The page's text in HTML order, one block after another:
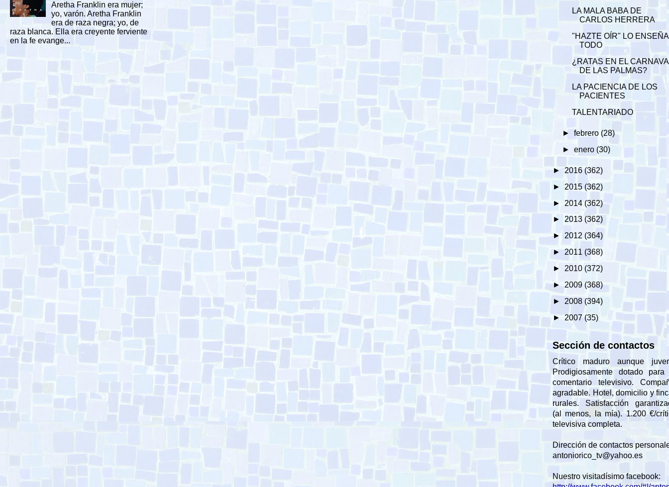
Aretha Franklin era mujer;
yo, varón. Aretha Franklin
era de raza negra; yo, de
raza blanca. Ella era creyente ferviente
en la fe evange...
LA MALA BABA DE
CARLOS HERRERA
"HAZTE OÍR" LO ENSEÑA
TODO
¿RATAS EN EL
DE LAS PALMAS?
LA PACIENCIA DE LOS
PACIENTES
TALENTARIADO
► febrero (28)
► enero (30)
► 2016 (362)
► 2015 (362)
► 2014 (362)
► 2013 (362)
► 2012 (364)
► 2011 (368)
► 2010 (372)
►2009 (368)
► 2008 (394)
► 2007(35)
Sección de contactos
Crítico maduro aunque
Prodigiosamente dotado
comentario televisivo.
agradable. Hotel, domicilio y
rurales. Satisfacción
(al menos, la mía). 1.200 €/
televisiva completa.
Dirección de contactos
antoniorico_tv@yahoo.es
Nuestro visitadísimo facebook: